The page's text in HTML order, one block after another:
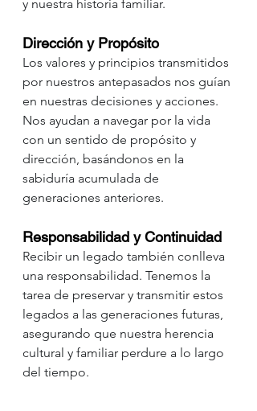
y nuestra historia familiar.
Dirección y Propósito
Los valores y principios transmitidos
por nuestros antepasados nos guían
en nuestras decisiones y acciones.
Nos ayudan a navegar por la vida
con un sentido de propósito y
dirección, basándonos en la
sabiduría acumulada de
generaciones anteriores.
Responsabilidad y Continuidad
Recibir un legado también conlleva
una responsabilidad. Tenemos la
tarea de preservar y transmitir estos
legados a las generaciones futuras,
asegurando que nuestra herencia
cultural y familiar perdure a lo largo
del tiempo.